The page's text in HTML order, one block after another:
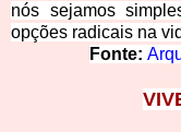
nós sejamos
opções radicais na
Fonte: